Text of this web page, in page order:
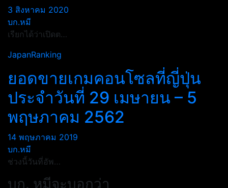
3 สิงหาคม 2020
บก.หมี
เรียกได้ว่าเปิดต…
JapanRanking
ยอดขายเกมคอนโซลที่ญี่ปุ่น
ประจำวันที่ 29 เมษายน – 5
พฤษภาคม 2562
14 พฤษภาคม 2019
บก.หมี
ช่วงนี้วันที่อัพ…
บก. หมีจะบอกว่า